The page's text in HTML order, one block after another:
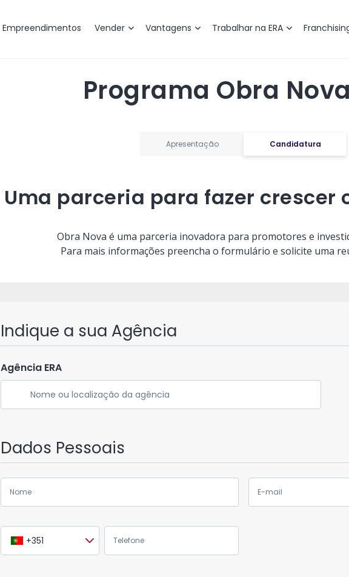
Empreendimentos Vender Vantagens Trabalhar na ERA
Programa Obra Nova
Apresentação Candidatura
Uma parceria para fazer crescer
Obra Nova é uma parceria inovadora para promotores e
Para mais informações preencha o formulário e solicite uma
Indique a sua Agência
Agência ERA
Nome ou localização da agência
Dados Pessoais
+351